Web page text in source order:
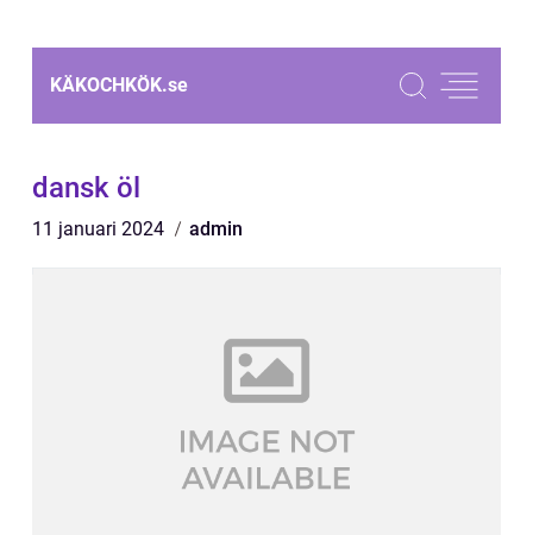
KÄKOCHKÖK.se
dansk öl
11 januari 2024 admin